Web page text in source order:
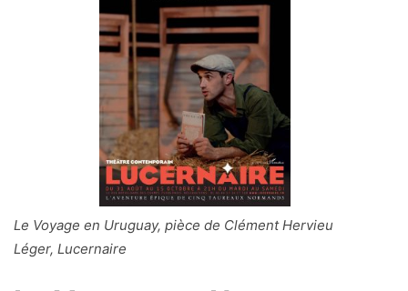
Le Voyage en Uruguay, pièce de Clément Hervieu
Léger, Lucernaire